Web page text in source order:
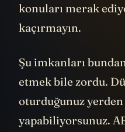
konuları merak
kaçırmayın.
Şu imkanları
etmek bile zordu.
oturduğunuz
yapabiliyorsunuz.